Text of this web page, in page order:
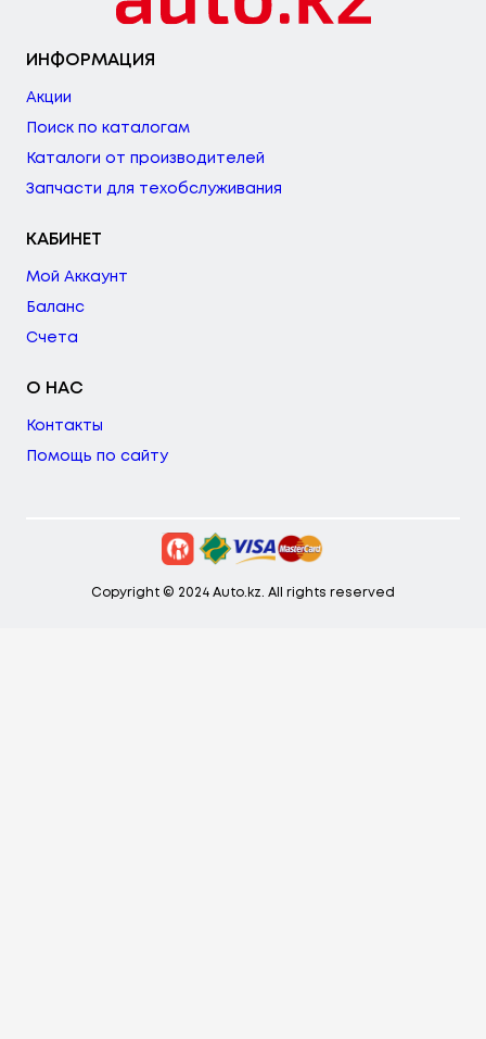
ИНФОРМАЦИЯ
Акции
Поиск по каталогам
Каталоги от производителей
Запчасти для техобслуживания
КАБИНЕТ
Мой Аккаунт
Баланс
Счета
О НАС
Контакты
Помощь по сайту
Copyright © 2024 Auto.kz. All rights reserved